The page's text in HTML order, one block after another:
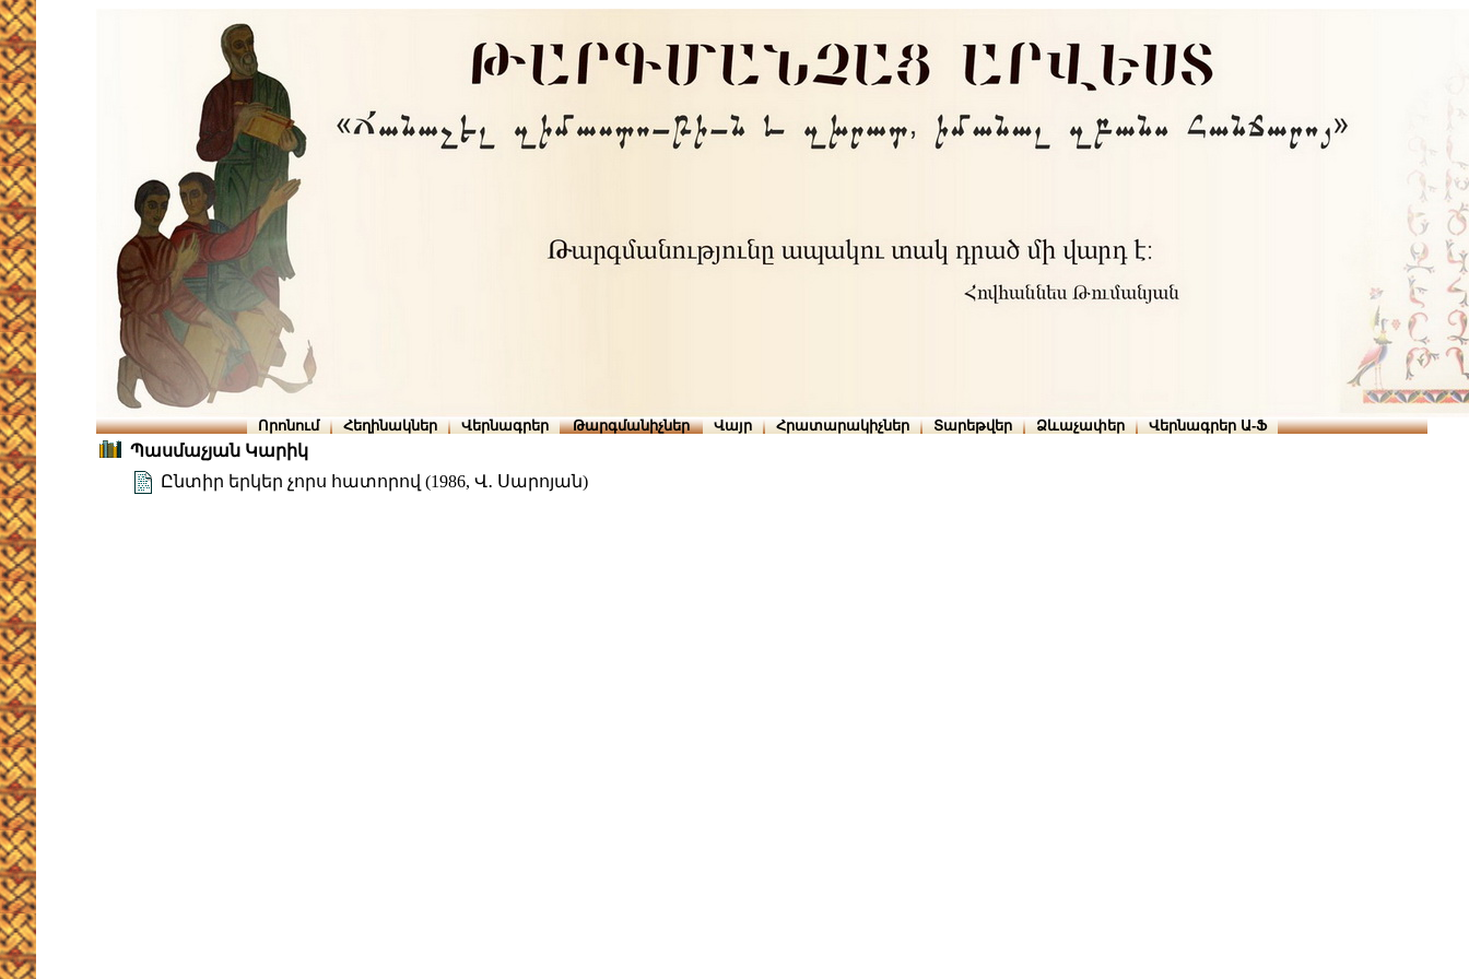
Որոնում Հեղինակներ Վերնագրեր Թարգմանիչներ Վայր Հրատարակիչներ Տարեթվեր Ձևաչափեր Վերնագրեր Ա-Ֆ
Պասմաչյան Կարիկ
Ընտիր երկեր չորս հատորով (1986, Վ․ Սարոյան)